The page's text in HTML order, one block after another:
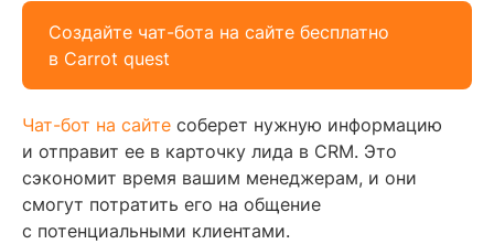
Создайте чат-бота на сайте бесплатно
в Carrot quest
Чат-бот на сайте соберет нужную информацию
и отправит ее в карточку лида в CRM. Это
сэкономит время вашим менеджерам, и они
смогут потратить его на общение
с потенциальными клиентами.